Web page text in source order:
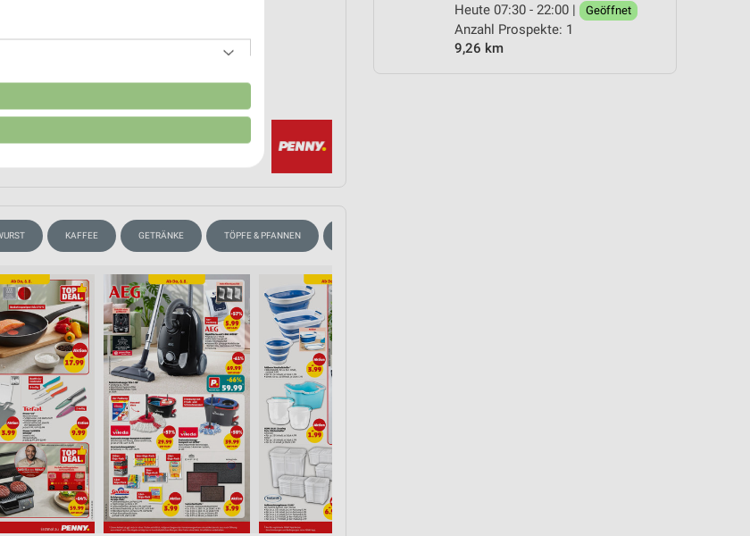
Heute 07:30 - 22:00 |
Geöffnet
Anzahl Prospekte: 1
9,26 km
KAFFEE GETRÄNKE TÖPFE & PFANNEN
verschiedenen